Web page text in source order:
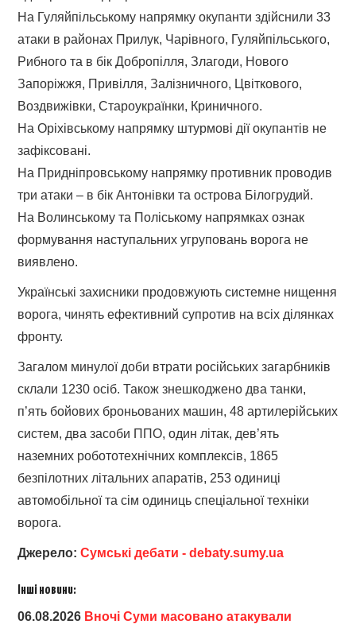
На Гуляйпільському напрямку окупанти здійснили 33
атаки в районах Прилук, Чарівного, Гуляйпільського,
Рибного та в бік Добропілля, Злагоди, Нового
Запоріжжя, Привілля, Залізничного, Цвіткового,
Воздвижівки, Староукраїнки, Криничного.
На Оріхівському напрямку штурмові дії окупантів не
зафіксовані.
На Придніпровському напрямку противник проводив
три атаки – в бік Антонівки та острова Білогрудий.
На Волинському та Поліському напрямках ознак
формування наступальних угруповань ворога не
виявлено.
Українські захисники продовжують системне нищення
ворога, чинять ефективний супротив на всіх ділянках
фронту.
Загалом минулої доби втрати російських загарбників
склали 1230 осіб. Також знешкоджено два танки,
п’ять бойових броньованих машин, 48 артилерійських
систем, два засоби ППО, один літак, дев’ять
наземних робототехнічних комплексів, 1865
безпілотних літальних апаратів, 253 одиниці
автомобільної та сім одиниць спеціальної техніки
ворога.
Джерело:Сумські дебати - debaty.sumy.ua
Інші новини:
06.08.2026 Вночі Суми масовано атакували